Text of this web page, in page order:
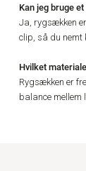
Kan jeg bruge
Ja, rygsækken
clip, så du nemt
Hvilket
Rygsækken er
balance